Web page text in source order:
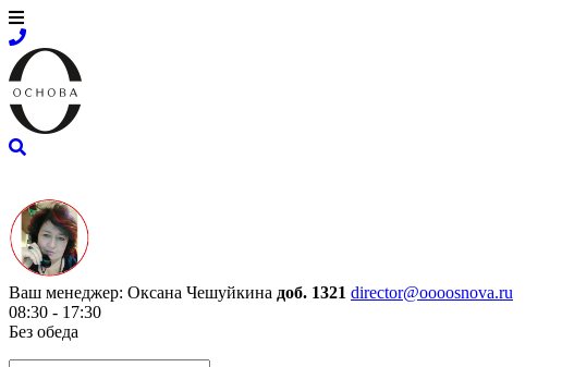
Ваш менеджер: Оксана Чешуйкина доб. 1321 director@oooosnova.ru
08:30 - 17:30
Без обеда